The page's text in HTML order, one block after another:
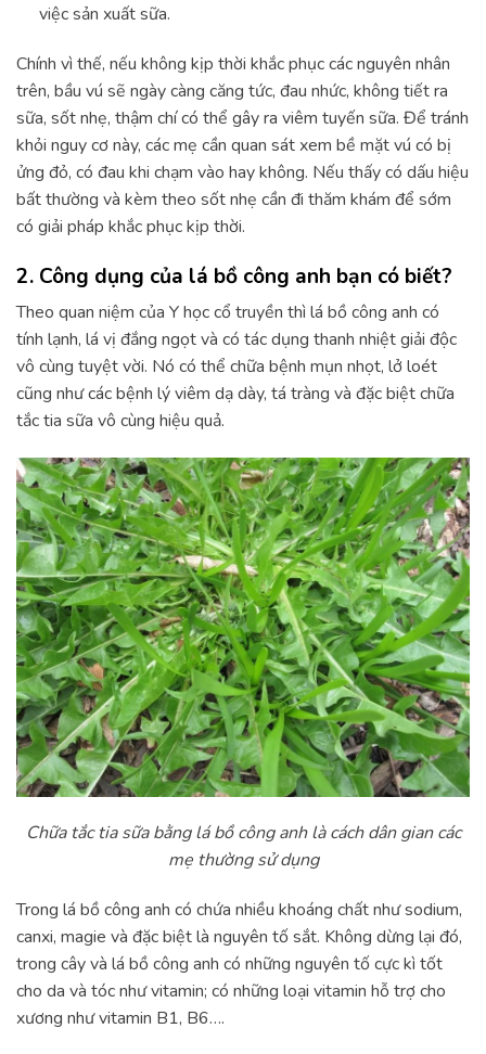
việc sản xuất sữa.
Chính vì thế, nếu không kịp thời khắc phục các nguyên nhân
trên, bầu vú sẽ ngày càng căng tức, đau nhức, không tiết ra
sữa, sốt nhẹ, thậm chí có thể gây ra viêm tuyến sữa. Để tránh
khỏi nguy cơ này, các mẹ cần quan sát xem bề mặt vú có bị
ửng đỏ, có đau khi chạm vào hay không. Nếu thấy có dấu hiệu
bất thường và kèm theo sốt nhẹ cần đi thăm khám để sớm
có giải pháp khắc phục kịp thời.
2. Công dụng của lá bồ công anh bạn có biết?
Theo quan niệm của Y học cổ truyền thì lá bồ công anh có
tính lạnh, lá vị đắng ngọt và có tác dụng thanh nhiệt giải độc
vô cùng tuyệt vời. Nó có thể chữa bệnh mụn nhọt, lở loét
cũng như các bệnh lý viêm dạ dày, tá tràng và đặc biệt chữa
tắc tia sữa vô cùng hiệu quả.
Chữa tắc tia sữa bằng lá bồ công anh là cách dân gian các
mẹ thường sử dụng
Trong lá bồ công anh có chứa nhiều khoáng chất như sodium,
canxi, magie và đặc biệt là nguyên tố sắt. Không dừng lại đó,
trong cây và lá bồ công anh có những nguyên tố cực kì tốt
cho da và tóc như vitamin; có những loại vitamin hỗ trợ cho
xương như vitamin B1, B6….